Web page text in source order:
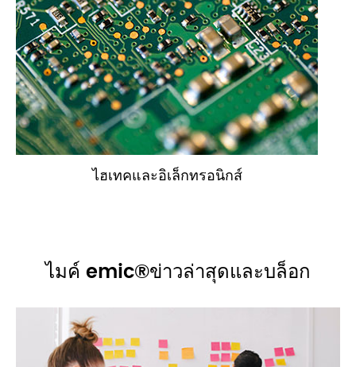
ไฮเทคและอิเล็กทรอนิกส์
ไมค์ emic®ข่าวล่าสุดและบล็อก